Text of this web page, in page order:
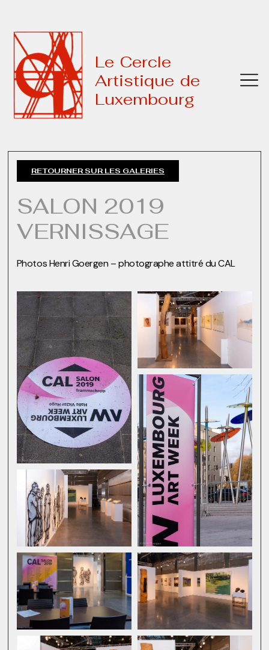
Le Cercle
Artistique de
Luxembourg
RETOURNER SUR LES GALERIES
SALON 2019
VERNISSAGE
Photos Henri Goergen – photographe attitré du CAL